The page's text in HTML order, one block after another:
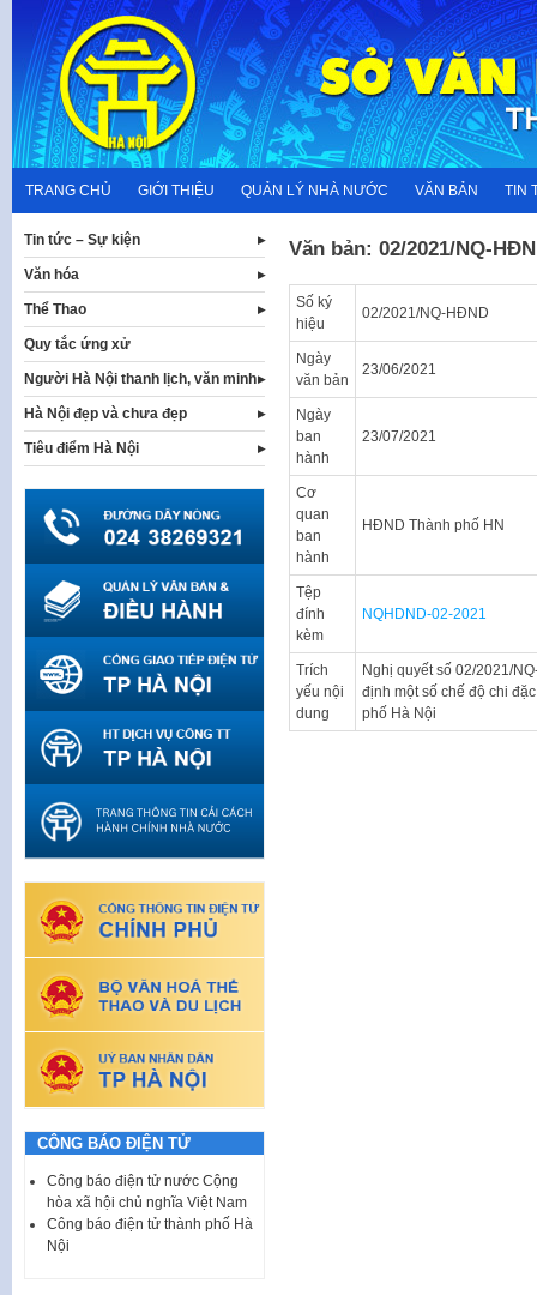
content
TRANG CHỦ GIỚI THIỆU QUẢN LÝ NHÀ NƯỚC VĂN BẢN TIN
Văn bản: 02/2021/NQ-
Số ký
hiệu
02/2021/NQ-HĐND
Ngày
văn bản
23/06/2021
Ngày
ban
hành
23/07/2021
Cơ
quan
ban
hành
HĐND Thành phố HN
Tệp
đính
kèm
NQHDND-02-2021
Trích
yếu nội
dung
Nghị quyết số 02/2021/
định một số chế độ chi
phố Hà Nội
Tin tức – Sự kiện
Văn hóa
Thể Thao
Quy tắc ứng xử
Người Hà Nội thanh lịch, văn minh
Hà Nội đẹp và chưa đẹp
Tiêu điểm Hà Nội
CÔNG BÁO ĐIỆN TỬ
Công báo điện tử nước Cộng
hòa xã hội chủ nghĩa Việt Nam
Công báo điện tử thành phố Hà
Nội